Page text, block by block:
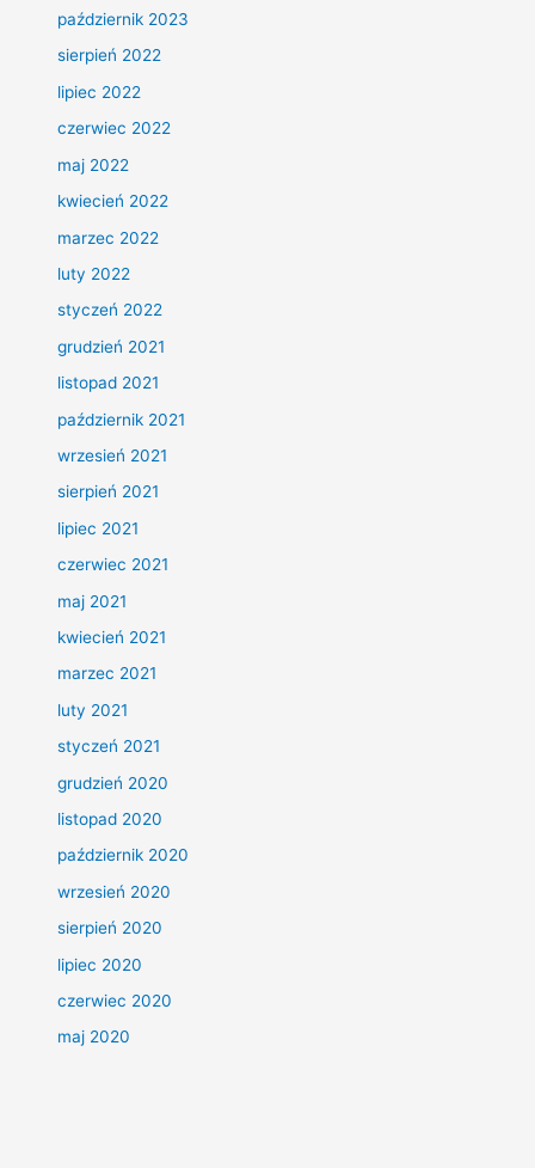
październik 2023
sierpień 2022
lipiec 2022
czerwiec 2022
maj 2022
kwiecień 2022
marzec 2022
luty 2022
styczeń 2022
grudzień 2021
listopad 2021
październik 2021
wrzesień 2021
sierpień 2021
lipiec 2021
czerwiec 2021
maj 2021
kwiecień 2021
marzec 2021
luty 2021
styczeń 2021
grudzień 2020
listopad 2020
październik 2020
wrzesień 2020
sierpień 2020
lipiec 2020
czerwiec 2020
maj 2020